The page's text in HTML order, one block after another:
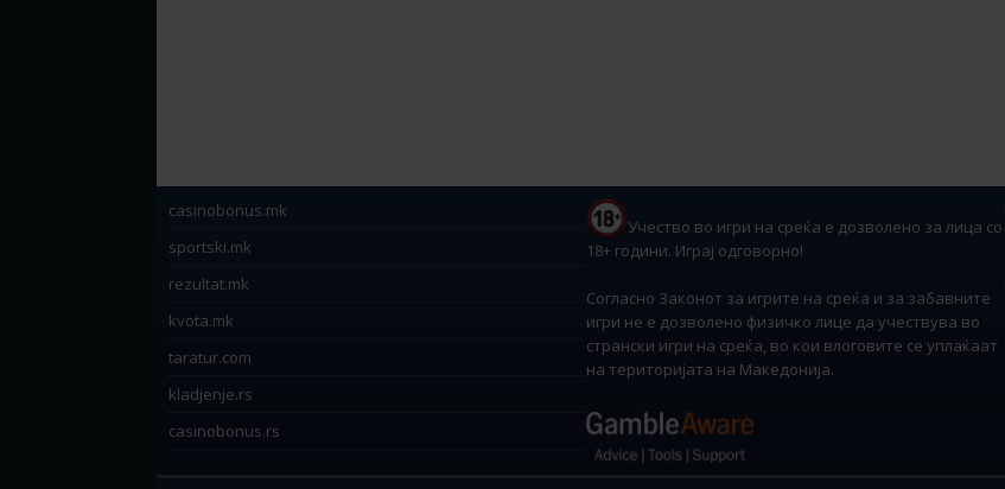
casinobonus.mk
sportski.mk
rezultat.mk
kvota.mk
taratur.com
kladjenje.rs
casinobonus.rs
Учество во игри на среќа е дозволено за лица со
18+ години. Играј одговорно!
Согласно Законот за игрите на среќа и за забавните
игри не е дозволено физичко лице да учествува во
странски игри на среќа, во кои влоговите се уплаќаат
на територијата на Македонија.